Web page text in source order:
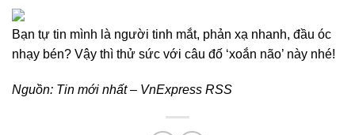
Bạn tự tin mình là người tinh mắt, phản xạ nhanh, đầu óc
nhạy bén? Vậy thì thử sức với câu đố ‘xoắn não’ này nhé!
Nguồn: Tin mới nhất – VnExpress RSS